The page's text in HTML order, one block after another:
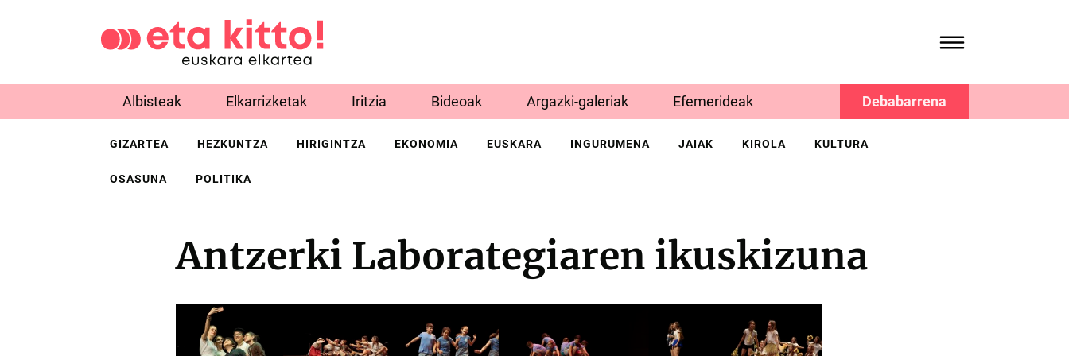
Albisteak Elkarrizketak Iritzia Bideoak Argazki-galeriak Efemerideak Debabarrena
GIZARTEA HEZKUNTZA HIRIGINTZA EKONOMIA EUSKARA INGURUMENA JAIAK KIROLA KULTURA
OSASUNA POLITIKA
Antzerki Laborategiaren ikuskizuna